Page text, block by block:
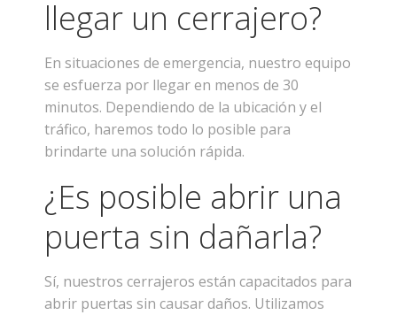
llegar un cerrajero?
En situaciones de emergencia, nuestro equipo
se esfuerza por llegar en menos de 30
minutos. Dependiendo de la ubicación y el
tráfico, haremos todo lo posible para
brindarte una solución rápida.
¿Es posible abrir una
puerta sin dañarla?
Sí, nuestros cerrajeros están capacitados para
abrir puertas sin causar daños. Utilizamos